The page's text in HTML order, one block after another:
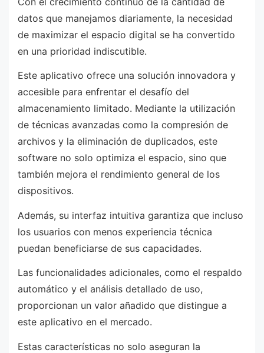
datos que manejamos diariamente, la necesidad
de maximizar el espacio digital se ha convertido
en una prioridad indiscutible.
Este aplicativo ofrece una solución innovadora y
accesible para enfrentar el desafío del
almacenamiento limitado. Mediante la utilización
de técnicas avanzadas como la compresión de
archivos y la eliminación de duplicados, este
software no solo optimiza el espacio, sino que
también mejora el rendimiento general de los
dispositivos.
Además, su interfaz intuitiva garantiza que incluso
los usuarios con menos experiencia técnica
puedan beneficiarse de sus capacidades.
Las funcionalidades adicionales, como el respaldo
automático y el análisis detallado de uso,
proporcionan un valor añadido que distingue a
este aplicativo en el mercado.
Estas características no solo aseguran la